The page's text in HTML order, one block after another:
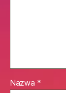
Nazwa *